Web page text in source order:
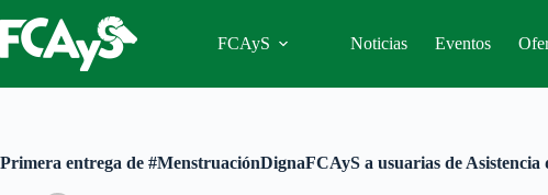
al
contenido
FCAyS Noticias Eventos
Primera entrega de #MenstruaciónDignaFCAyS a usuarias de Asistencia